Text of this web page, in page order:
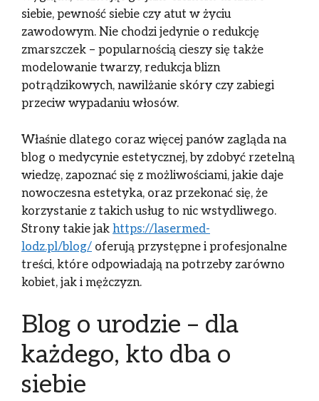
siebie, pewność siebie czy atut w życiu
zawodowym. Nie chodzi jedynie o redukcję
zmarszczek – popularnością cieszy się także
modelowanie twarzy, redukcja blizn
potrądzikowych, nawilżanie skóry czy zabiegi
przeciw wypadaniu włosów.
Właśnie dlatego coraz więcej panów zagląda na
blog o medycynie estetycznej, by zdobyć rzetelną
wiedzę, zapoznać się z możliwościami, jakie daje
nowoczesna estetyka, oraz przekonać się, że
korzystanie z takich usług to nic wstydliwego.
Strony takie jak https://lasermed-
lodz.pl/blog/ oferują przystępne i profesjonalne
treści, które odpowiadają na potrzeby zarówno
kobiet, jak i mężczyzn.
Blog o urodzie – dla
każdego, kto dba o
siebie